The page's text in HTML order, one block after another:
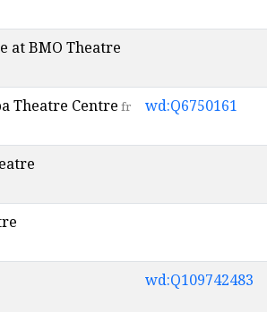
at BMO Theatre
Theatre Centre fr wd:Q6750161
wd:Q109742483